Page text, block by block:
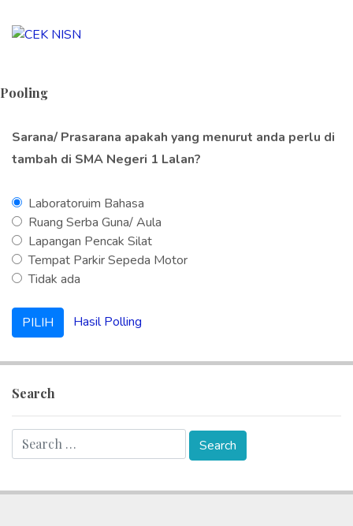
Pooling
Sarana/ Prasarana apakah yang menurut anda perlu di
tambah di SMA Negeri 1 Lalan?
Laboratoruim Bahasa
Ruang Serba Guna/ Aula
Lapangan Pencak Silat
Tempat Parkir Sepeda Motor
Tidak ada
Hasil Polling
Search